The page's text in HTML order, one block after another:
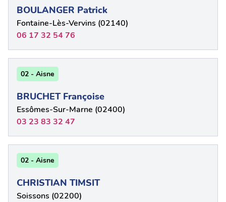
BOULANGER Patrick
Fontaine-Lès-Vervins (02140)
06 17 32 54 76
02 - Aisne
BRUCHET Françoise
Essômes-Sur-Marne (02400)
03 23 83 32 47
02 - Aisne
CHRISTIAN TIMSIT
Soissons (02200)